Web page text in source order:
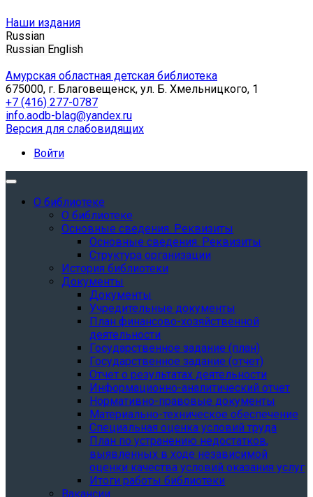
Наши издания
Russian
Russian English
Амурская областная детская библиотека
675000, г. Благовещенск, ул. Б. Хмельницкого, 1
+7 (416) 277-0787
info.aodb-blag@yandex.ru
Версия для слабовидящих
Войти
О библиотеке
О библиотеке
Основные сведения. Реквизиты
Основные сведения. Реквизиты
Структура организации
История библиотеки
Документы
Документы
Учредительные документы
План финансово-хозяйственной
деятельности
Государственное задание (план)
Государственное задание (отчет)
Отчет о результатах деятельности
Информационно-аналитический отчет
Нормативно-правовые документы
Материально-техническое обеспечение
Специальная оценка условий труда
План по устранению недостатков,
выявленных в ходе независимой
оценки качества условий оказания услуг
Итоги работы библиотеки
Вакансии